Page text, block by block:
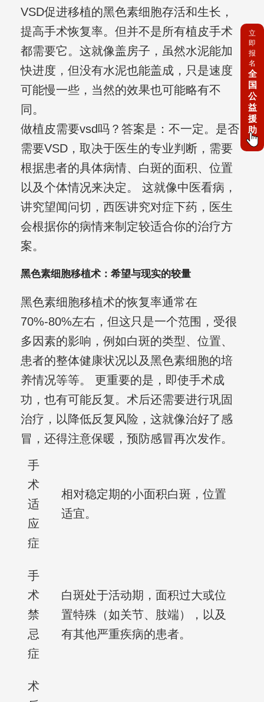
VSD促进移植的黑色素细胞存活和生长，
提高手术恢复率。但并不是所有植皮手术
都需要它。这就像盖房子，虽然水泥能加
快进度，但没有水泥也能盖成，只是速度
可能慢一些，当然的效果也可能略有不
同。
做植皮需要vsd吗？答案是：不一定。是否
需要VSD，取决于医生的专业判断，需要
根据患者的具体病情、白斑的面积、位置
以及个体情况来决定。 这就像中医看病，
讲究望闻问切，西医讲究对症下药，医生
会根据你的病情来制定较适合你的治疗方
案。
黑色素细胞移植术：希望与现实的较量
黑色素细胞移植术的恢复率通常在
70%-80%左右，但这只是一个范围，受很
多因素的影响，例如白斑的类型、位置、
患者的整体健康状况以及黑色素细胞的培
养情况等等。 更重要的是，即使手术成
功，也有可能反复。术后还需要进行巩固
治疗，以降低反复风险，这就像治好了感
冒，还得注意保暖，预防感冒再次发作。
手
术
适
应
症
相对稳定期的小面积白斑，位置
适宜。
手
术
禁
忌
症
白斑处于活动期，面积过大或位
置特殊（如关节、肢端），以及
有其他严重疾病的患者。
术
立
即
报
名
全
国
公
益
援
助